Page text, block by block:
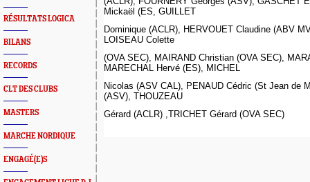
RÉSULTATS LOGICA
BILANS
RECORDS
CLT DES CLUBS
MASTERS
MARCHE NORDIQUE
ENGAGÉ(E)S
Mickaël (ES, GUILLET
Dominique (ACLR), HERVOUET Claudine (ABV
LOISEAU Colette
(OVA SEC), MAIRAND Christian (OVA SEC),
MARECHAL Hervé (ES), MICHEL
Nicolas (ASV CAL), PENAUD Cédric (St Jean de
(ASV), THOUZEAU
Gérard (ACLR) ,TRICHET Gérard (OVA SEC)